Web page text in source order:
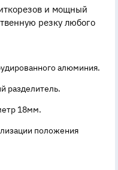
и мощный
резку любого
алюминия.
разделитель.
18мм.
положения